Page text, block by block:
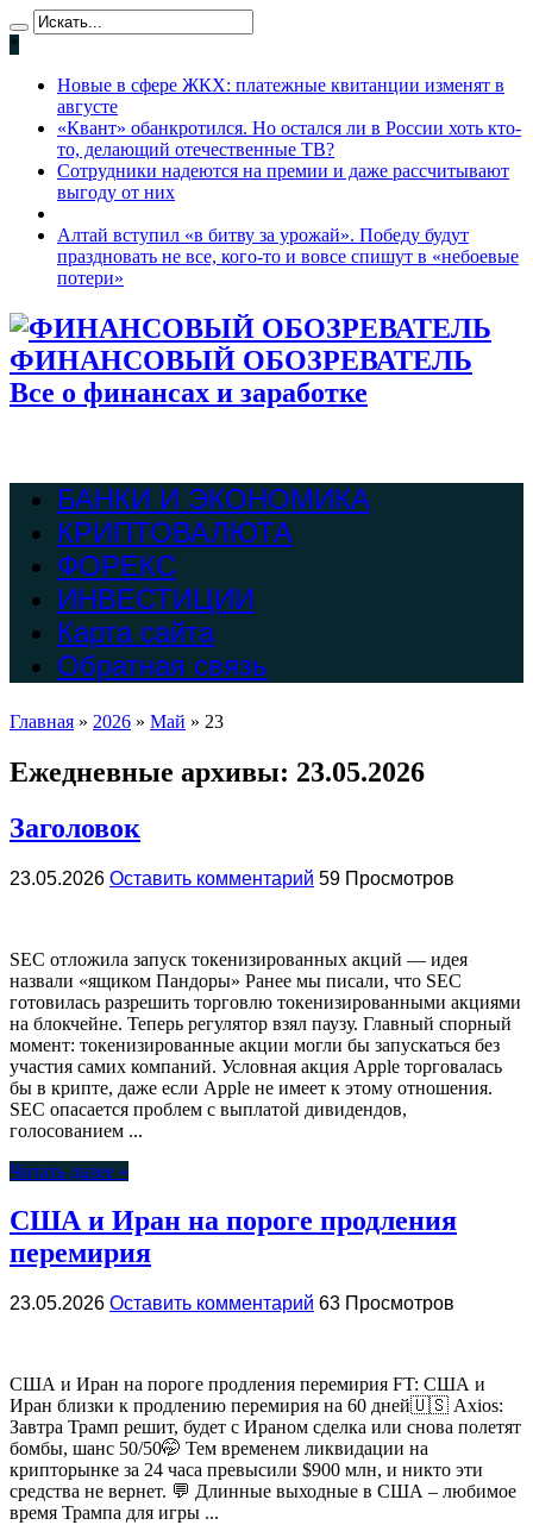
*
Новые в сфере ЖКХ: платежные квитанции изменят в
августе
«Квант» обанкротился. Но остался ли в России хоть кто-
то, делающий отечественные ТВ?
Сотрудники надеются на премии и даже рассчитывают
выгоду от них
Алтай вступил «в битву за урожай». Победу будут
праздновать не все, кого-то и вовсе спишут в «небоевые
потери»
ФИНАНСОВЫЙ ОБОЗРЕВАТЕЛЬ
Все о финансах и заработке
БАНКИ И ЭКОНОМИКА
КРИПТОВАЛЮТА
ФОРЕКС
ИНВЕСТИЦИИ
Карта сайта
Обратная связь
Главная » 2026 » Май » 23
Ежедневные архивы: 23.05.2026
Заголовок
23.05.2026 Оставить комментарий 59 Просмотров
SEC отложила запуск токенизированных акций — идея
назвали «ящиком Пандоры» Ранее мы писали, что SEC
готовилась разрешить торговлю токенизированными акциями
на блокчейне. Теперь регулятор взял паузу. Главный спорный
момент: токенизированные акции могли бы запускаться без
участия самих компаний. Условная акция Apple торговалась
бы в крипте, даже если Apple не имеет к этому отношения.
SEC опасается проблем с выплатой дивидендов,
голосованием ...
Читать далее »
США и Иран на пороге продления
перемирия
23.05.2026 Оставить комментарий 63 Просмотров
США и Иран на пороге продления перемирия FT: США и
Иран близки к продлению перемирия на 60 дней🇺🇸 Axios:
Завтра Трамп решит, будет с Ираном сделка или снова полетят
бомбы, шанс 50/50🤭 Тем временем ликвидации на
крипторынке за 24 часа превысили $900 млн, и никто эти
средства не вернет. 💬 Длинные выходные в США – любимое
время Трампа для игры ...